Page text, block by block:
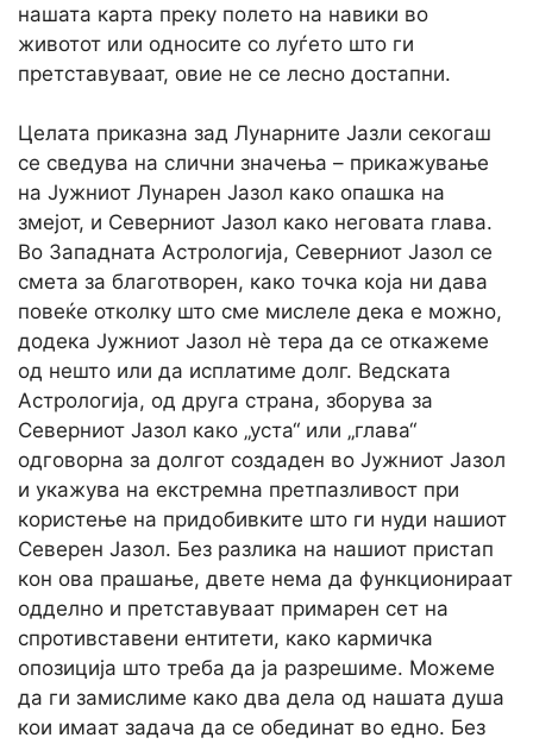
нашата карта преку полето на навики во
животот или односите со луѓето што ги
претставуваат, овие не се лесно достапни.
Целата приказна зад Лунарните Јазли секогаш
се сведува на слични значења – прикажување
на Јужниот Лунарен Јазол како опашка на
змејот, и Северниот Јазол како неговата глава.
Во Западната Астрологија, Северниот Јазол се
смета за благотворен, како точка која ни дава
повеќе отколку што сме мислеле дека е можно,
додека Јужниот Јазол нè тера да се откажеме
од нешто или да исплатиме долг. Ведската
Астрологија, од друга страна, зборува за
Северниот Јазол како „уста“ или „глава“
одговорна за долгот создаден во Јужниот Јазол
и укажува на екстремна претпазливост при
користење на придобивките што ги нуди нашиот
Северен Јазол. Без разлика на нашиот пристап
кон ова прашање, двете нема да функционираат
одделно и претставуваат примарен сет на
спротивставени ентитети, како кармичка
опозиција што треба да ја разрешиме. Можеме
да ги замислиме како два дела од нашата душа
кои имаат задача да се обединат во едно. Без